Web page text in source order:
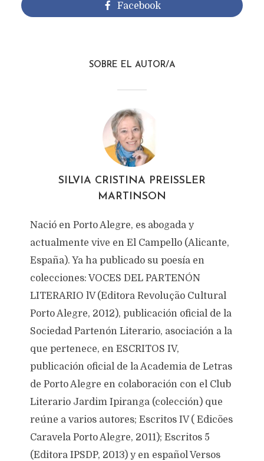
ATARDECER
Silvia Cristina Preissler Martinson
diciembre 9, 2024
1 Minutos en leer
Facebook
SOBRE EL AUTOR/A
SILVIA CRISTINA PREISSLER
MARTINSON
Nació en Porto Alegre, es abogada y
actualmente vive en El Campello (Alicante,
España). Ya ha publicado su poesía en
colecciones: VOCES DEL PARTENÓN
LITERARIO lV (Editora Revolução Cultural
Porto Alegre, 2012), publicación oficial de la
Sociedad Partenón Literario, asociación a la
que pertenece, en ESCRITOS IV,
publicación oficial de la Academia de Letras
de Porto Alegre en colaboración con el Club
Literario Jardim Ipiranga (colección) que
reúne a varios autores; Escritos IV ( Edicões
Caravela Porto Alegre, 2011); Escritos 5
(Editora IPSDP, 2013) y en español Versos